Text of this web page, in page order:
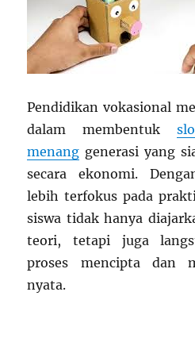
Pendidikan vokasional
dalam membentuk
menang generasi yang
secara ekonomi.
lebih terfokus pada
siswa tidak hanya
teori, tetapi juga
proses mencipta dan
nyata.